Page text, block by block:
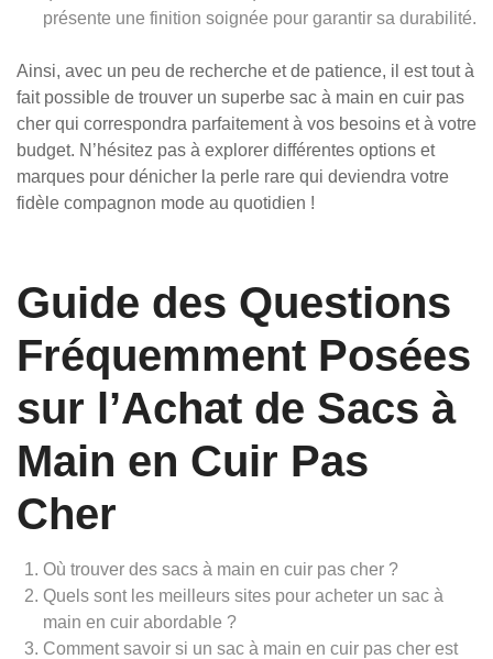
présente une finition soignée pour garantir sa durabilité.
Ainsi, avec un peu de recherche et de patience, il est tout à
fait possible de trouver un superbe sac à main en cuir pas
cher qui correspondra parfaitement à vos besoins et à votre
budget. N’hésitez pas à explorer différentes options et
marques pour dénicher la perle rare qui deviendra votre
fidèle compagnon mode au quotidien !
Guide des Questions
Fréquemment Posées
sur l’Achat de Sacs à
Main en Cuir Pas
Cher
Où trouver des sacs à main en cuir pas cher ?
Quels sont les meilleurs sites pour acheter un sac à
main en cuir abordable ?
Comment savoir si un sac à main en cuir pas cher est